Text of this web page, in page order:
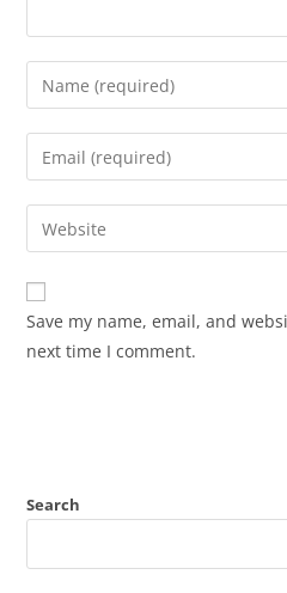
Save my name, email, and
next time I comment.
Search